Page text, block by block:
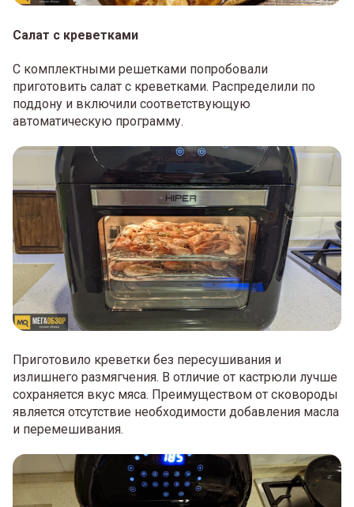
Салат с креветками
С комплектными решетками попробовали
приготовить салат с креветками. Распределили по
поддону и включили соответствующую
автоматическую программу.
Приготовило креветки без пересушивания и
излишнего размягчения. В отличие от кастрюли лучше
сохраняется вкус мяса. Преимуществом от сковороды
является отсутствие необходимости добавления масла
и перемешивания.